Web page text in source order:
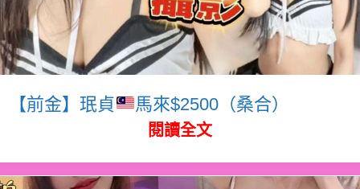
【前金】珉貞 馬來$2500（桑合）
閱讀全文